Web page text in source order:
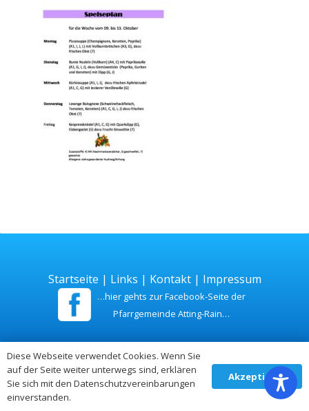
Startseite | Links | Kontakt| Impressum
…hier gehts zur Facebook-Seite der
Pfarrgemeinde Atting-Rain…
Diese Webseite verwendet Cookies. Wenn Sie
auf der Seite weiter unterwegs sind, erklären
Sie sich mit den Datenschutzvereinbarungen
einverstanden.
Akzeptieren